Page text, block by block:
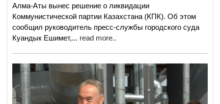
Алма-Аты вынес решение о ликвидации
Коммунистической партии Казахстана (КПК). Об этом
сообщил руководитель пресс-службы городского суда
Куандык Ешимет,... read more..